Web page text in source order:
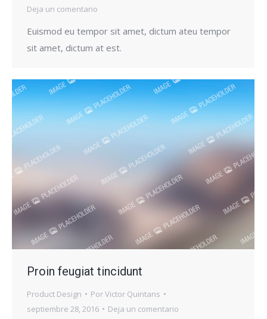
Deja un comentario
Euismod eu tempor sit amet, dictum ateu tempor
sit amet, dictum at est.
Proin feugiat tincidunt
Product Design PorVictor Quintans
septiembre 28, 2016
Deja un comentario